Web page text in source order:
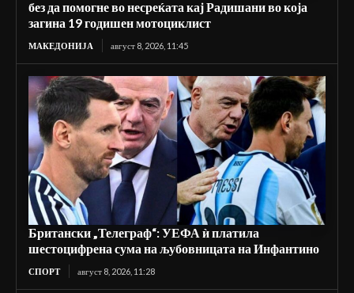
без да помогне во несреќата кај Радишани во која
загина 19 годишен мотоциклист
МАКЕДОНИЈА август 8, 2026, 11:45
Британски „Телеграф“: УЕФА ѝ платила
шестоцифрена сума на љубовницата на Инфантино
СПОРТ август 8, 2026, 11:28